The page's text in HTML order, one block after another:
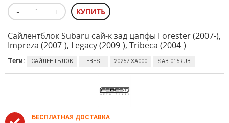
Сайлентблок Subaru сай-к зад цапфы Forester (2007-),
Impreza (2007-), Legacy (2009-), Tribeca (2004-)
Теги: САЙЛЕНТБЛОК FEBEST 20257-XA000 SAB-015RUB
БЕСПЛАТНАЯ ДОСТАВКА